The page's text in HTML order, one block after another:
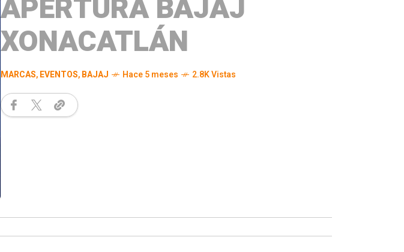
APERTURA BAJAJ
XONACATLÁN
MARCAS,EVENTOS,BAJAJ Hace 5 meses 2.8K Vistas